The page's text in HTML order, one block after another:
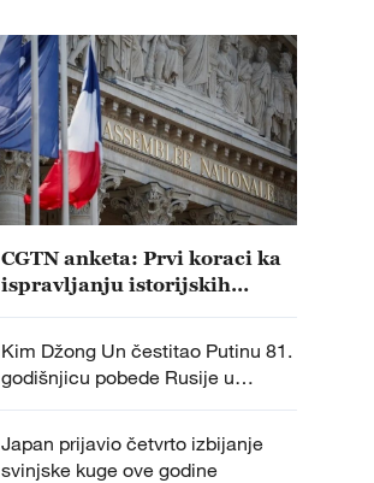
CGTN anketa: Prvi koraci ka
ispravljanju istorijskih
Kim Džong Un čestitao Putinu 81.
godišnjicu pobede Rusije u
Velikom otadžbinskom ratu
Japan prijavio četvrto izbijanje
svinjske kuge ove godine